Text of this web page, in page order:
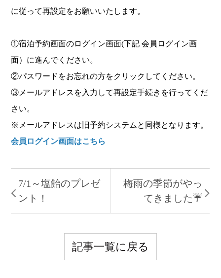
に従って再設定をお願いいたします。
①宿泊予約画面のログイン画面(下記 会員ログイン画
面）に進んでください。
②パスワードをお忘れの方をクリックしてください。
③メールアドレスを入力して再設定手続きを行ってくだ
さい。
※メールアドレスは旧予約システムと同様となります。
会員ログイン画面はこちら
7/1～塩飴のプレゼ
ント！
梅雨の季節がやっ
てきました☔
記事一覧に戻る